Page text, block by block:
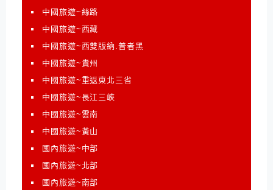
中國旅遊~絲路
中國旅遊~西藏
中國旅遊~西雙版納.普者黑
中國旅遊~貴州
中國旅遊~重返東北三省
中國旅遊~長江三峽
中國旅遊~雲南
中國旅遊~黃山
國內旅遊~中部
國內旅遊~北部
國內旅遊~南部